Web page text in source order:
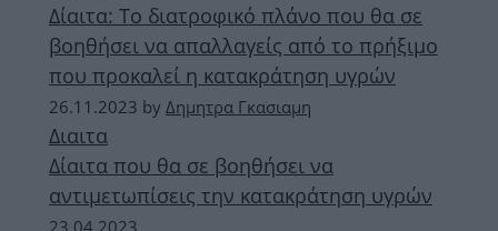
Δίαιτα: Το διατροφικό πλάνο που θα σε
βοηθήσει να απαλλαγείς από το πρήξιμο
που προκαλεί η κατακράτηση υγρών
26.11.2023 by Δημητρα Γκασιαμη
Διαιτα
Δίαιτα που θα σε βοηθήσει να
αντιμετωπίσεις την κατακράτηση υγρών
23.04.2023